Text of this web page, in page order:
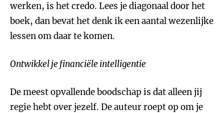
werken, is het credo. Lees je diagonaal door het
boek, dan bevat het denk ik een aantal wezenlijke
lessen om daar te komen.
Ontwikkel je financiële intelligentie
De meest opvallende boodschap is dat alleen jij
regie hebt over jezelf. De auteur roept op om je